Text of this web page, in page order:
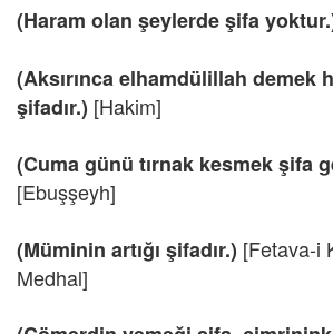
(Haram olan şeylerde şifa
(Aksırınca elhamdülillah demek
şifadır.) [Hakim]
(Cuma günü tırnak kesmek şifa
[Ebuşşeyh]
(Müminin artığı şifadır.) [Fetava-i
Medhal]